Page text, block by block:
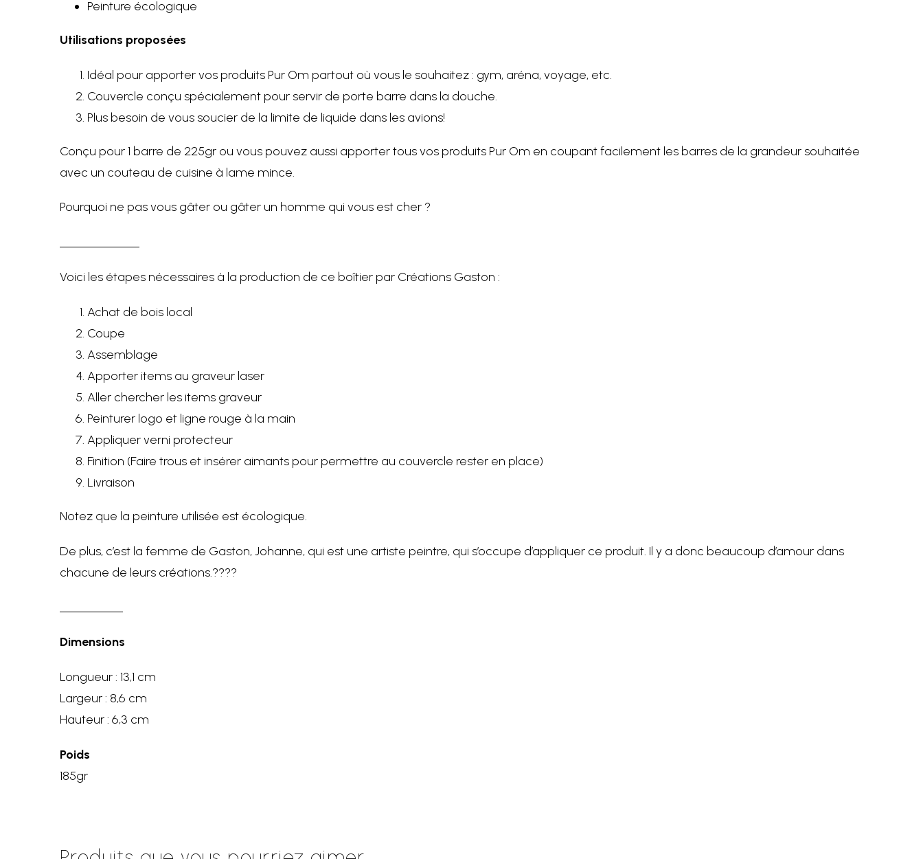
Peinture écologique
Utilisations proposées
Idéal pour apporter vos produits Pur Om partout où vous le souhaitez : gym, aréna, voyage, etc.
Couvercle conçu spécialement pour servir de porte barre dans la douche.
Plus besoin de vous soucier de la limite de liquide dans les avions!
Conçu pour 1 barre de 225gr ou vous pouvez aussi apporter tous vos produits Pur Om en coupant facilement les barres de la grandeur souhaitée
avec un couteau de cuisine à lame mince.
Pourquoi ne pas vous gâter ou gâter un homme qui vous est cher ?
Voici les étapes nécessaires à la production de ce boîtier par Créations Gaston :
Achat de bois local
Coupe
Assemblage
Apporter items au graveur laser
Aller chercher les items graveur
Peinturer logo et ligne rouge à la main
Appliquer verni protecteur
Finition (Faire trous et insérer aimants pour permettre au couvercle rester en place)
Livraison
Notez que la peinture utilisée est écologique.
De plus, c’est la femme de Gaston, Johanne, qui est une artiste peintre, qui s’occupe d’appliquer ce produit. Il y a donc beaucoup d’amour dans
chacune de leurs créations.????
Dimensions
Longueur : 13,1 cm
Largeur : 8,6 cm
Hauteur : 6,3 cm
Poids
185gr